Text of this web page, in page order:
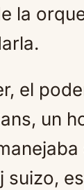
la
el
un
suizo,